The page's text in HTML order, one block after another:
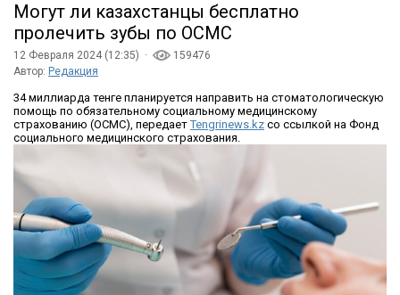
Могут ли казахстанцы бесплатно
пролечить зубы по ОСМС
12 Февраля 2024 (12:35) ·
159476
Автор: Редакция
34 миллиарда тенге планируется направить на стоматологическую
помощь по обязательному социальному медицинскому
страхованию (ОСМС), передаетTengrinews.kz со ссылкой на Фонд
социального медицинского страхования.